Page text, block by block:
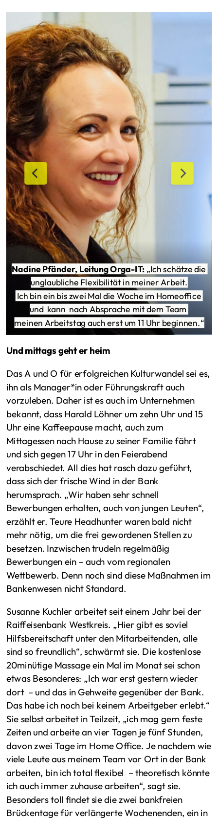
Nadine Pfänder, Leitung Orga-IT: „Ich schätze die
unglaubliche Flexibilität in meiner Arbeit.
und  kann  nach Absprache mit dem Team
meinen Arbeitstag auch erst um 11 Uhr beginnen.“
Und mittags geht er heim
Das A und O für erfolgreichen Kulturwandel sei es,
ihn als Manager*in oder Führungskraft auch
vorzuleben. Daher ist es auch im Unternehmen
bekannt, dass Harald Löhner um zehn Uhr und 15
Uhr eine Kaffeepause macht, auch zum
Mittagessen nach Hause zu seiner Familie fährt
und sich gegen 17 Uhr in den Feierabend
verabschiedet. All dies hat rasch dazu geführt,
dass sich der frische Wind in der Bank
herumsprach. „Wir haben sehr schnell
Bewerbungen erhalten, auch von jungen Leuten“,
erzählt er. Teure Headhunter waren bald nicht
mehr nötig, um die frei gewordenen Stellen zu
besetzen. Inzwischen trudeln regelmäßig
Bewerbungen ein – auch vom regionalen
Wettbewerb. Denn noch sind diese Maßnahmen im
Bankenwesen nicht Standard.
Susanne Kuchler arbeitet seit einem Jahr bei der
Raiffeisenbank Westkreis. „Hier gibt es soviel
Hilfsbereitschaft unter den Mitarbeitenden, alle
sind so freundlich“, schwärmt sie. Die kostenlose
20minütige Massage ein Mal im Monat sei schon
etwas Besonderes: „Ich war erst gestern wieder
dort – und das in Gehweite gegenüber der Bank.
Das habe ich noch bei keinem Arbeitgeber erlebt.“
Sie selbst arbeitet in Teilzeit, „ich mag gern feste
Zeiten und arbeite an vier Tagen je fünf Stunden,
davon zwei Tage im Home Office. Je nachdem wie
viele Leute aus meinem Team vor Ort in der Bank
arbeiten, bin ich total flexibel – theoretisch könnte
ich auch immer zuhause arbeiten“, sagt sie.
Besonders toll findet sie die zwei bankfreien
Brückentage für verlängerte Wochenenden, ein in